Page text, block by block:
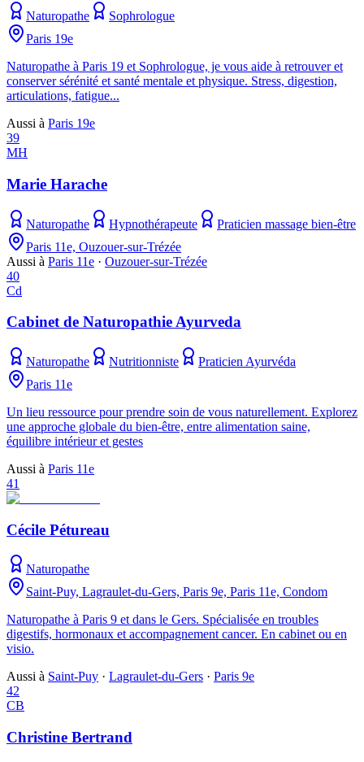
Naturopathe
Sophrologue
Paris 19e
Naturopathe à Paris 19 et Sophrologue, je vous aide à retrouver et
conserver sérénité et santé mentale et physique. Stress, digestion,
articulations, fatigue...
Aussi à Paris 19e
39
MH
Marie Harache
Naturopathe Hypnothérapeute
Praticien massage bien-être
Paris 11e, Ouzouer-sur-Trézée
Aussi à Paris 11e · Ouzouer-sur-Trézée
40
Cd
Cabinet de Naturopathie Ayurveda
Naturopathe Nutritionniste
Praticien Ayurvéda
Paris 11e
Un lieu ressource pour prendre soin de vous naturellement. Explorez
une approche globale du bien-être, entre alimentation saine,
équilibre intérieur et gestes
Aussi à Paris 11e
41
Cécile Pétureau
Naturopathe
Saint-Puy, Lagraulet-du-Gers, Paris 9e, Paris 11e, Condom
Naturopathe à Paris 9 et dans le Gers. Spécialisée en troubles
digestifs, hormonaux et accompagnement cancer. En cabinet ou en
visio.
Aussi à Saint-Puy · Lagraulet-du-Gers · Paris 9e
42
CB
Christine Bertrand